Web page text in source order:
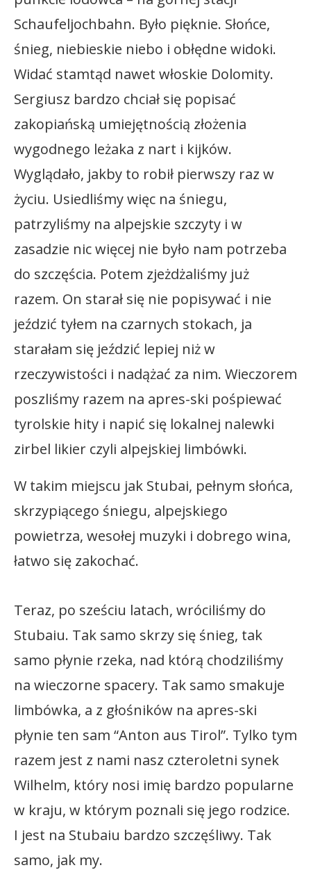
Schaufeljochbahn. Było pięknie. Słońce,
śnieg, niebieskie niebo i obłędne widoki.
Widać stamtąd nawet włoskie Dolomity.
Sergiusz bardzo chciał się popisać
zakopiańską umiejętnością złożenia
wygodnego leżaka z nart i kijków.
Wyglądało, jakby to robił pierwszy raz w
życiu. Usiedliśmy więc na śniegu,
patrzyliśmy na alpejskie szczyty i w
zasadzie nic więcej nie było nam potrzeba
do szczęścia. Potem zjeżdżaliśmy już
razem. On starał się nie popisywać i nie
jeździć tyłem na czarnych stokach, ja
starałam się jeździć lepiej niż w
rzeczywistości i nadążać za nim. Wieczorem
poszliśmy razem na apres-ski pośpiewać
tyrolskie hity i napić się lokalnej nalewki
zirbel likier czyli alpejskiej limbówki.
W takim miejscu jak Stubai, pełnym słońca,
skrzypiącego śniegu, alpejskiego
powietrza, wesołej muzyki i dobrego wina,
łatwo się zakochać.
Teraz, po sześciu latach, wróciliśmy do
Stubaiu. Tak samo skrzy się śnieg, tak
samo płynie rzeka, nad którą chodziliśmy
na wieczorne spacery. Tak samo smakuje
limbówka, a z głośników na apres-ski
płynie ten sam “Anton aus Tirol”. Tylko tym
razem jest z nami nasz czteroletni synek
Wilhelm, który nosi imię bardzo popularne
w kraju, w którym poznali się jego rodzice.
I jest na Stubaiu bardzo szczęśliwy. Tak
samo, jak my.